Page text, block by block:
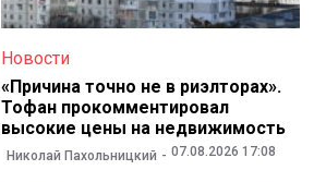
Новости
«Причина точно не в риэлторах».
Тофан прокомментировал
высокие цены на недвижимость
Николай Пахольницкий 07.08.2026 17:08